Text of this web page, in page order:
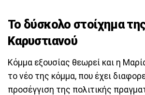
Το δύσκολο στοίχημα
Καρυστιανού
Κόμμα εξουσίας θεωρεί και η
το νέο της κόμμα, που έχει
προσέγγιση της πολιτικής